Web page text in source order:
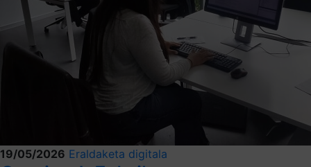
19/05/2026 Eraldaketa digitala